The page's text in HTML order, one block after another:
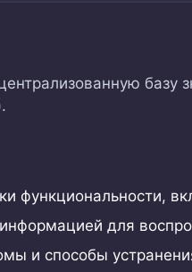
базу
функциональности,
для
и способы